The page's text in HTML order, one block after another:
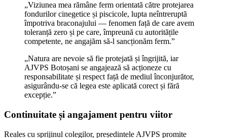
„Viziunea mea rămâne ferm orientată către protejarea
fondurilor cinegetice și piscicole, lupta neîntreruptă
împotriva braconajului — fenomen față de care avem
toleranță zero și pe care, împreună cu autoritățile
competente, ne angajăm să-l sancționăm ferm.”
„Natura are nevoie să fie protejată și îngrijită, iar
AJVPS Botoșani se angajează să acționeze cu
responsabilitate și respect față de mediul înconjurător,
asigurându-se că legea este aplicată corect și fără
excepție.”
Continuitate și angajament pentru viitor
Reales cu sprijinul colegilor, președintele AJVPS promite